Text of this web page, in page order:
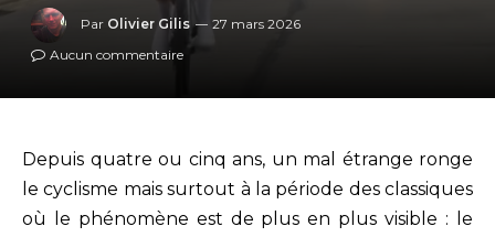
Par Olivier Gilis
27 mars 2026
Aucun commentaire
Depuis quatre ou cinq ans, un mal étrange ronge
le cyclisme mais surtout à la période des classiques
où le phénomène est de plus en plus visible : le